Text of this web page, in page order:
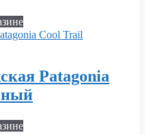
Patagonia